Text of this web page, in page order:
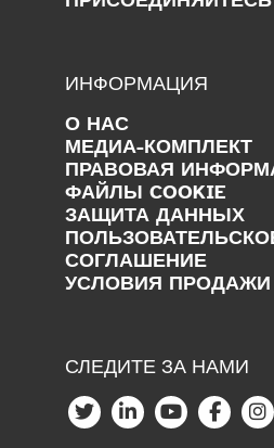
ИНФОРМАЦИЯ
О НАС
МЕДИА-КОМПЛЕКТ
ПРАВОВАЯ
ФАЙЛЫ COOKIE
ЗАЩИТА ДАННЫХ
СОГЛАШЕНИЕ
УСЛОВИЯ ПРОДАЖИ
СЛЕДИТЕ ЗА НАМИ